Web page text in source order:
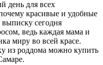
день для всех
красивые и удобные
сегодня
ведь каждая мама и
миру во всей красе.
из роддома можно купить